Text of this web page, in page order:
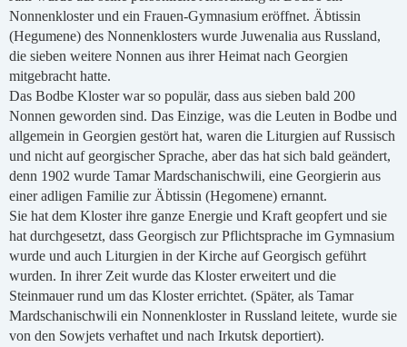
Nonnenkloster und ein Frauen-Gymnasium eröffnet. Äbtissin
(Hegumene) des Nonnenklosters wurde Juwenalia aus Russland,
die sieben weitere Nonnen aus ihrer Heimat nach Georgien
mitgebracht hatte.
Das Bodbe Kloster war so populär, dass aus sieben bald 200
Nonnen geworden sind. Das Einzige, was die Leuten in Bodbe und
allgemein in Georgien gestört hat, waren die Liturgien auf Russisch
und nicht auf georgischer Sprache, aber das hat sich bald geändert,
denn 1902 wurde Tamar Mardschanischwili, eine Georgierin aus
einer adligen Familie zur Äbtissin (Hegomene) ernannt.
Sie hat dem Kloster ihre ganze Energie und Kraft geopfert und sie
hat durchgesetzt, dass Georgisch zur Pflichtsprache im Gymnasium
wurde und auch Liturgien in der Kirche auf Georgisch geführt
wurden. In ihrer Zeit wurde das Kloster erweitert und die
Steinmauer rund um das Kloster errichtet. (Später, als Tamar
Mardschanischwili ein Nonnenkloster in Russland leitete, wurde sie
von den Sowjets verhaftet und nach Irkutsk deportiert).